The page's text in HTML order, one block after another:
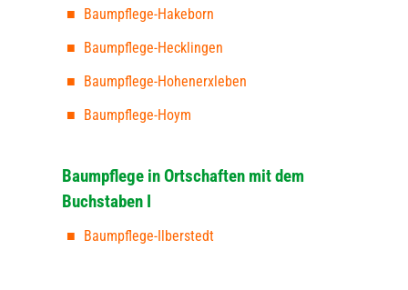
Baumpflege-Hakeborn
Baumpflege-Hecklingen
Baumpflege-Hohenerxleben
Baumpflege-Hoym
Baumpflege in Ortschaften mit dem
Buchstaben I
Baumpflege-Ilberstedt